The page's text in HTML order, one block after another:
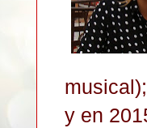
y en